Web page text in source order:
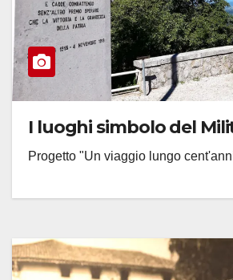
I luoghi simbolo del
Progetto "Un viaggio lungo